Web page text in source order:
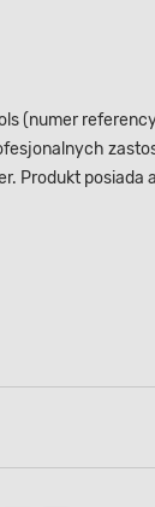
(numer
Produkt posiada